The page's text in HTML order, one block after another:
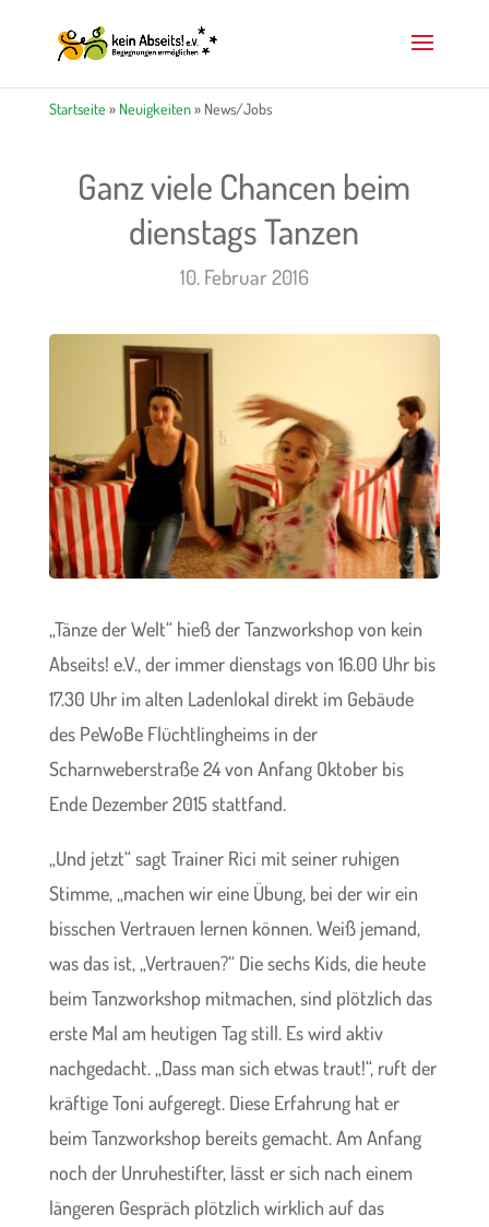
Startseite » Neuigkeiten»News/Jobs
Ganz viele Chancen beim
dienstags Tanzen
10. Februar 2016
„Tänze der Welt“ hieß der Tanzworkshop von kein
Abseits! e.V., der immer dienstags von 16.00 Uhr bis
17.30 Uhr im alten Ladenlokal direkt im Gebäude
des PeWoBe Flüchtlingheims in der
Scharnweberstraße 24 von Anfang Oktober bis
Ende Dezember 2015 stattfand.
„Und jetzt“ sagt Trainer Rici mit seiner ruhigen
Stimme, „machen wir eine Übung, bei der wir ein
bisschen Vertrauen lernen können. Weiß jemand,
was das ist, „Vertrauen?“ Die sechs Kids, die heute
beim Tanzworkshop mitmachen, sind plötzlich das
erste Mal am heutigen Tag still. Es wird aktiv
nachgedacht. „Dass man sich etwas traut!“, ruft der
kräftige Toni aufgeregt. Diese Erfahrung hat er
beim Tanzworkshop bereits gemacht. Am Anfang
noch der Unruhestifter, lässt er sich nach einem
längeren Gespräch plötzlich wirklich auf das